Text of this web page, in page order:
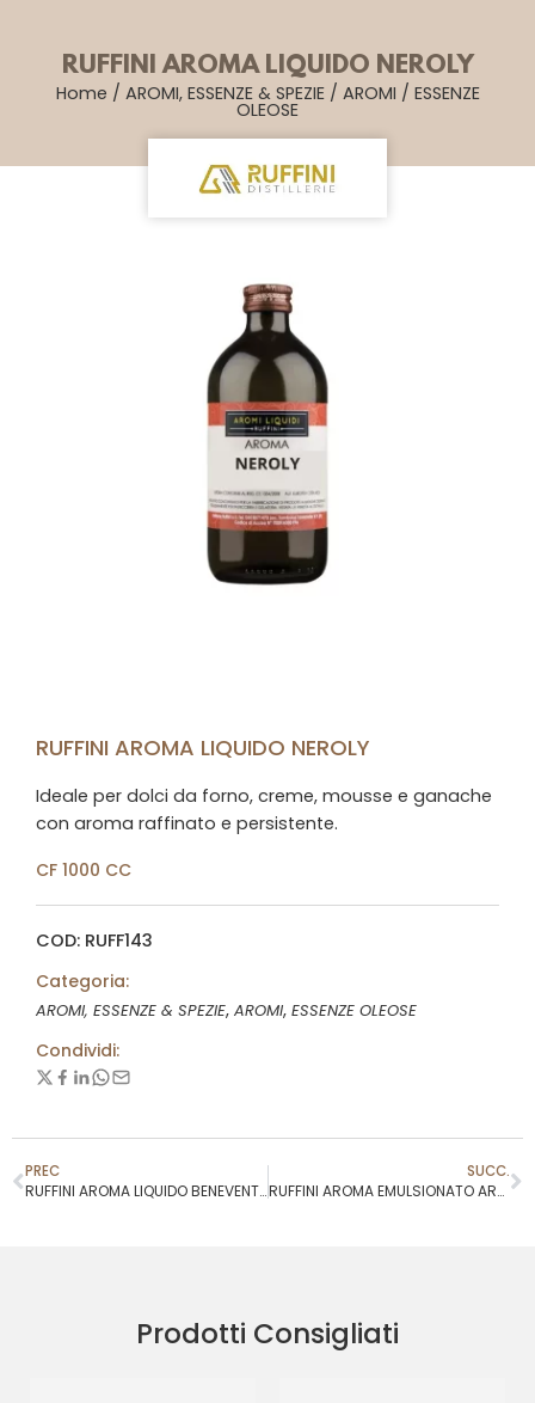
RUFFINI AROMA LIQUIDO NEROLY
Home / AROMI, ESSENZE & SPEZIE/ AROMI / ESSENZE
OLEOSE
RUFFINI AROMA LIQUIDO NEROLY
Ideale per dolci da forno, creme, mousse e ganache
con aroma raffinato e persistente.
CF 1000 CC
COD: RUFF143
Categoria:
AROMI, ESSENZE & SPEZIE, AROMI, ESSENZE OLEOSE
Condividi:
PREC
RUFFINI AROMA LIQUIDO BENEVENTO
SUCC.
RUFFINI AROMA EMULSIONATO ARANCIO
Prodotti Consigliati